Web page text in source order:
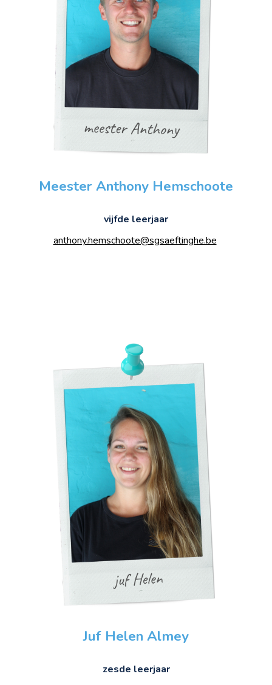
Meester Anthony Hemschoote
vijfde leerjaar
anthony.hemschoote@sgsaeftinghe.be
Juf Helen Almey
zesde leerjaar